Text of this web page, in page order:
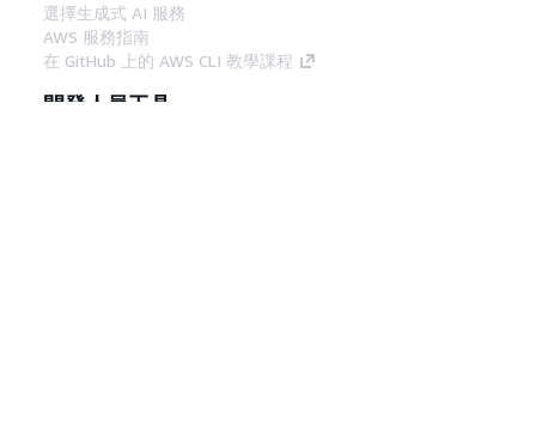
選擇生成式 AI 服務
AWS 服務指南
在 GitHub 上的 AWS CLI 教學課程
開發人員工具